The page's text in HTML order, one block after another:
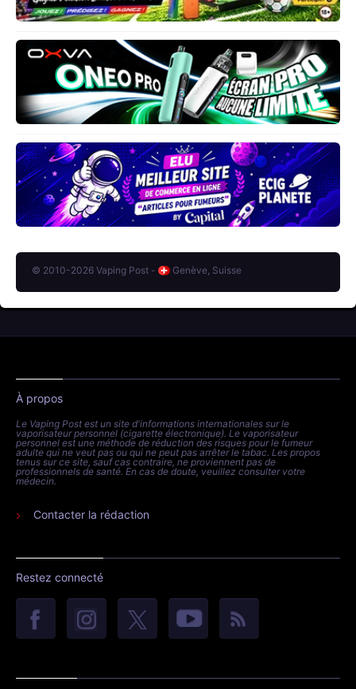
© 2010-2026 Vaping Post - Genève, Suisse
À propos
Le Vaping Post est un site d'informations internationales sur le
vaporisateur personnel (cigarette électronique). Le vaporisateur
personnel est une méthode de réduction des risques pour le fumeur
adulte qui ne veut pas ou qui ne peut pas arrêter le tabac. Les propos
tenus sur ce site, sauf cas contraire, ne proviennent pas de
professionnels de santé. En cas de doute, veuillez consulter votre
médecin.
Contacter la rédaction
Restez connecté